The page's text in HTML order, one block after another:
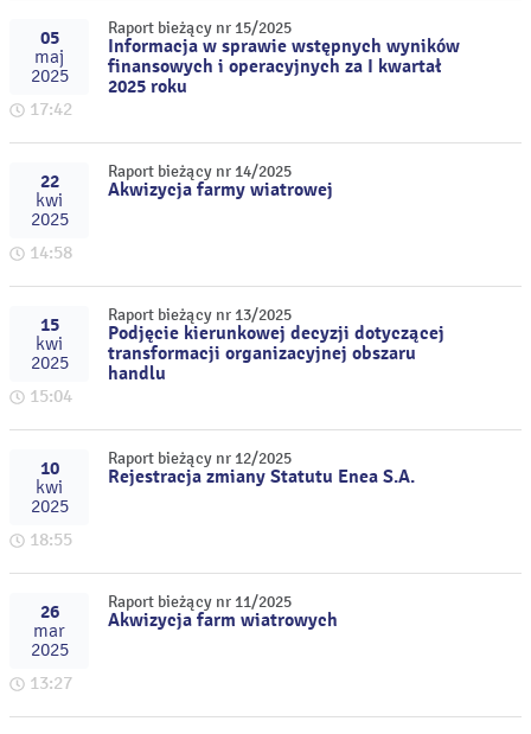
05
maj
2025
17:42
Raport bieżący nr 15/2025
Informacja w sprawie wstępnych wyników
finansowych i operacyjnych za I kwartał
2025 roku
22
kwi
2025
14:58
Raport bieżący nr 14/2025
Akwizycja farmy wiatrowej
15
kwi
2025
15:04
Raport bieżący nr 13/2025
Podjęcie kierunkowej decyzji dotyczącej
transformacji organizacyjnej obszaru
handlu
10
kwi
2025
18:55
Raport bieżący nr 12/2025
Rejestracja zmiany Statutu Enea S.A.
26
mar
2025
13:27
Raport bieżący nr 11/2025
Akwizycja farm wiatrowych